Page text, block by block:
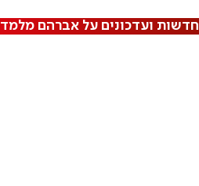
חדשות ועדכונים על אברהם מלמד